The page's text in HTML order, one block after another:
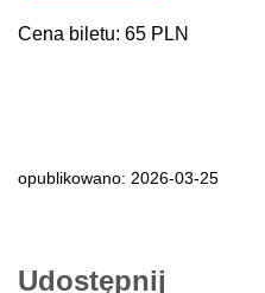
Cena biletu: 65 PLN
opublikowano: 2026-03-25
Udostępnij